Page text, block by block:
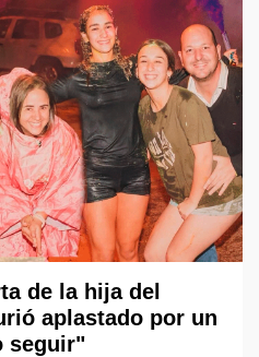
de la hija del
aplastado por un
seguir"